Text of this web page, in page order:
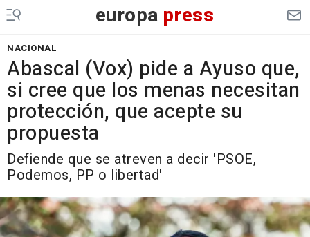
europa press
NACIONAL
Abascal (Vox) pide a Ayuso que,
si cree que los menas necesitan
protección, que acepte su
propuesta
Defiende que se atreven a decir 'PSOE,
Podemos, PP o libertad'